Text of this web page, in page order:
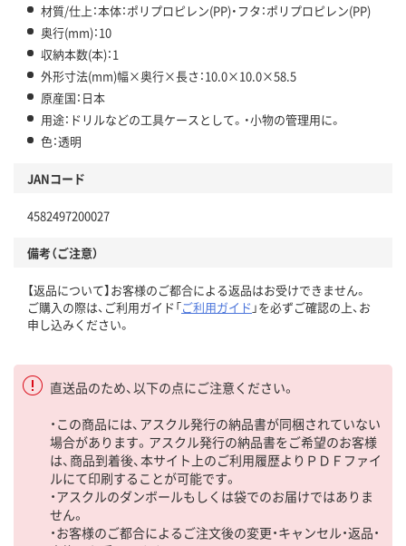
材質/仕上：本体：ポリプロピレン(PP)・フタ：ポリプロピレン(PP)
奥行(mm)：10
収納本数(本)：1
外形寸法(mm)幅×奥行×長さ：10.0×10.0×58.5
原産国：日本
用途：ドリルなどの工具ケースとして。・小物の管理用に。
色：透明
JANコード
4582497200027
備考（ご注意）
【返品について】お客様のご都合による返品はお受けできません。
ご購入の際は、ご利用ガイド「ご利用ガイド 」を必ずご確認の上、お
申し込みください。
直送品のため、以下の点にご注意ください。
・この商品には、アスクル発行の納品書が同梱されていない
場合があります。アスクル発行の納品書をご希望のお客様
は、商品到着後、本サイト上のご利用履歴よりＰＤＦファイ
ルにて印刷することが可能です。
・アスクルのダンボールもしくは袋でのお届けではありま
せん。
・お客様のご都合によるご注文後の変更・キャンセル・返品・